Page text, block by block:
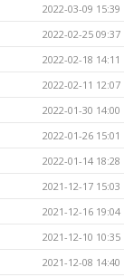
2022-03-09 15:39
2022-02-25 09:37
2022-02-18 14:11
2022-02-11 12:07
2022-01-30 14:00
2022-01-26 15:01
2022-01-14 18:28
2021-12-17 15:03
2021-12-16 19:04
2021-12-10 10:35
2021-12-08 14:40